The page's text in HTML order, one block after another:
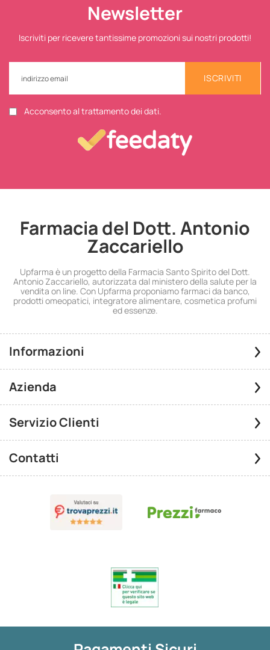
Newsletter
Iscriviti per ricevere tantissime promozioni sui nostri prodotti!
ISCRIVITI
Acconsento al trattamento dei dati.
Farmacia del Dott. Antonio
Zaccariello
Upfarma è un progetto della Farmacia Santo Spirito del Dott.
Antonio Zaccariello, autorizzata dal ministero della salute per la
vendita on line. Con Upfarma proponiamo farmaci da banco,
prodotti omeopatici, integratore alimentare, cosmetica profumi
ed essenze.
Informazioni
Azienda
Servizio Clienti
Contatti